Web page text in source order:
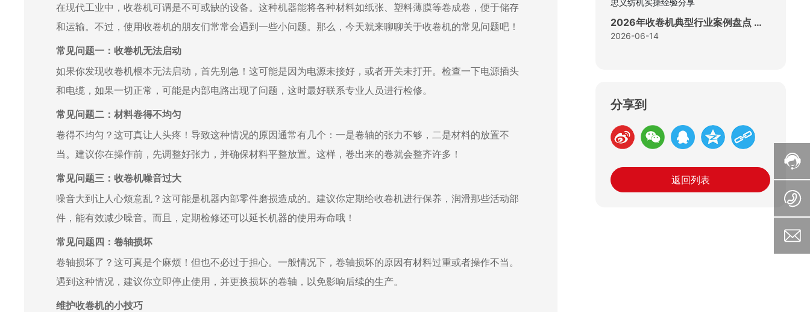
在现代工业中，收卷机可谓是不可或缺的设备。这种机器能将各种材料如纸张、塑料薄膜等卷成卷，便于储存
和运输。不过，使用收卷机的朋友们常常会遇到一些小问题。那么，今天就来聊聊关于收卷机的常见问题吧！
常见问题一：收卷机无法启动
如果你发现收卷机根本无法启动，首先别急！这可能是因为电源未接好，或者开关未打开。检查一下电源插头
和电缆，如果一切正常，可能是内部电路出现了问题，这时最好联系专业人员进行检修。
常见问题二：材料卷得不均匀
卷得不均匀？这可真让人头疼！导致这种情况的原因通常有几个：一是卷轴的张力不够，二是材料的放置不
当。建议你在操作前，先调整好张力，并确保材料平整放置。这样，卷出来的卷就会整齐许多！
常见问题三：收卷机噪音过大
噪音大到让人心烦意乱？这可能是机器内部零件磨损造成的。建议你定期给收卷机进行保养，润滑那些活动部
件，能有效减少噪音。而且，定期检修还可以延长机器的使用寿命哦！
常见问题四：卷轴损坏
卷轴损坏了？这可真是个麻烦！但也不必过于担心。一般情况下，卷轴损坏的原因有材料过重或者操作不当。
遇到这种情况，建议你立即停止使用，并更换损坏的卷轴，以免影响后续的生产。
维护收卷机的小技巧
2026年收卷机典型行业案例盘点 南
通市忠义纺机实操经验分享
2026-06-14
分享到
返回列表